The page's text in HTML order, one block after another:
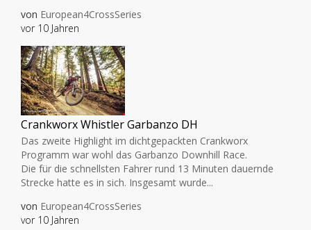
von European4CrossSeries
vor 10 Jahren
Crankworx Whistler Garbanzo DH
Das zweite Highlight im dichtgepackten Crankworx
Programm war wohl das Garbanzo Downhill Race.
Die für die schnellsten Fahrer rund 13 Minuten dauernde
Strecke hatte es in sich. Insgesamt wurde...
von European4CrossSeries
vor 10 Jahren